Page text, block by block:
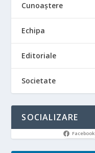
Cunoaștere
Echipa
Editoriale
Societate
SOCIALIZARE
Facebook